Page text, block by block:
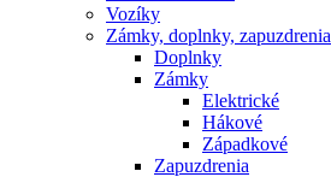
Vozíky
Zámky, doplnky, zapuzdrenia
Doplnky
Zámky
Elektrické
Hákové
Západkové
Zapuzdrenia